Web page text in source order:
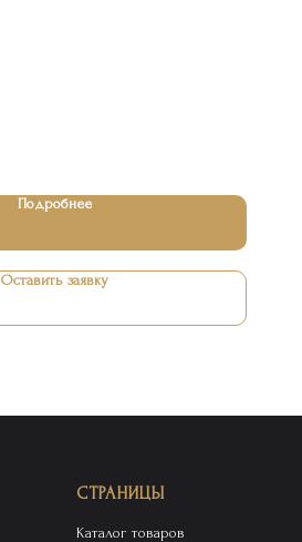
Подробнее
Оставить заявку
СТРАНИЦЫ
Каталог товаров